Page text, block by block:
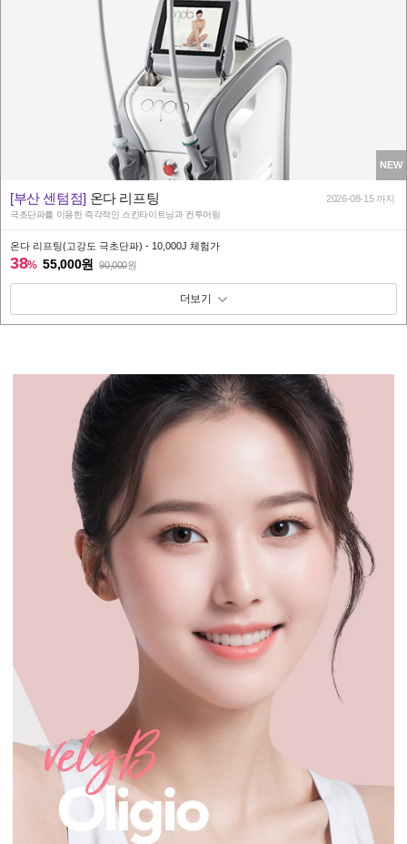
NEW
[부산 센텀점] 온다 리프팅 2026-08-15 까지
극초단파를 이용한 즉각적인 스킨타이트닝과 컨투어링
온다 리프팅(고강도 극초단파) - 10,000J 체험가
38% 55,000원 90,000원
패키지 보기 토글